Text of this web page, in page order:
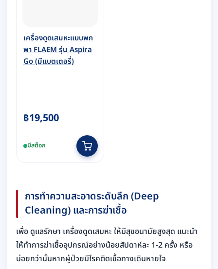
เครื่องดูดเสมหะแบบพก
พา FLAEM รุ่น Aspira
Go (มีแบตเตอรี่)
฿19,500
มีสต็อก
การทำความสะอาดระดับลึก (Deep
Cleaning) และการฆ่าเชื้อ
เพื่อ ดูแลรักษา เครื่องดูดเสมหะ ให้มีสุขอนามัยสูงสุด แนะนำ
ให้ทำการฆ่าเชื้ออุปกรณ์อย่างน้อยสัปดาห์ละ 1-2 ครั้ง หรือ
บ่อยกว่านั้นหากผู้ป่วยมีโรคติดเชื้อทางเดินหายใจ